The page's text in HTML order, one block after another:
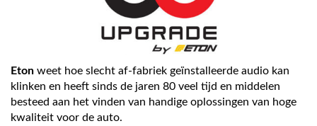
Eton weet hoe slecht af-fabriek geïnstalleerde audio kan
klinken en heeft sinds de jaren 80 veel tijd en middelen
besteed aan het vinden van handige oplossingen van hoge
kwaliteit voor de auto.